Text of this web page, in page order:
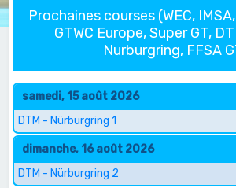
Prochaines courses (WEC,
GTWC Europe, Super GT,
Nurburgring, FFSA
samedi, 15 août 2026
DTM - Nürburgring 1
dimanche, 16 août 2026
DTM - Nürburgring 2